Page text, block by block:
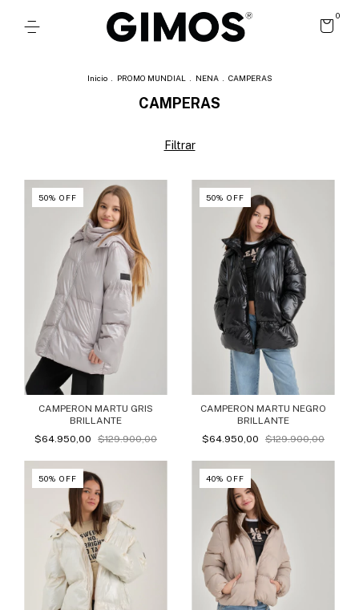
0
Inicio PROMO MUNDIAL NENA CAMPERAS
CAMPERAS
Filtrar
50% OFF
CAMPERON MARTU GRIS
BRILLANTE
$64.950,00
$129.900,00
50% OFF
CAMPERON MARTU NEGRO
BRILLANTE
$64.950,00
$129.900,00
50% OFF 40% OFF